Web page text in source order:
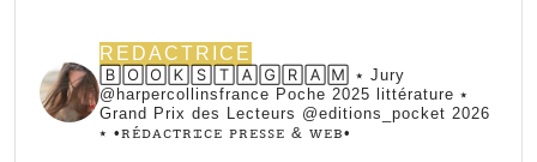
REDACTRICE
🄱🄾🄾🄺🅂🅃🄰🄶🅁🄰🄼 ⭑ Jury
@harpercollinsfrance Poche 2025 littérature ⭑
Grand Prix des Lecteurs @editions_pocket 2026
⭑ •ꭱꭼ́ꭰꭺꮯꭲꭱꮖꮯꭼ ꮲꭱꭼꮪꮪꭼ & ꮃꭼᏼ•